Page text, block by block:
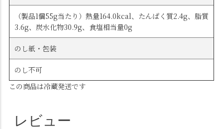
（製品1個55g当たり）熱量164.0kcal、たんぱく質2.4g、脂質
3.6g、炭水化物30.9g、食塩相当量0g
のし紙・包装
のし不可
この商品は冷蔵発送です
レビュー